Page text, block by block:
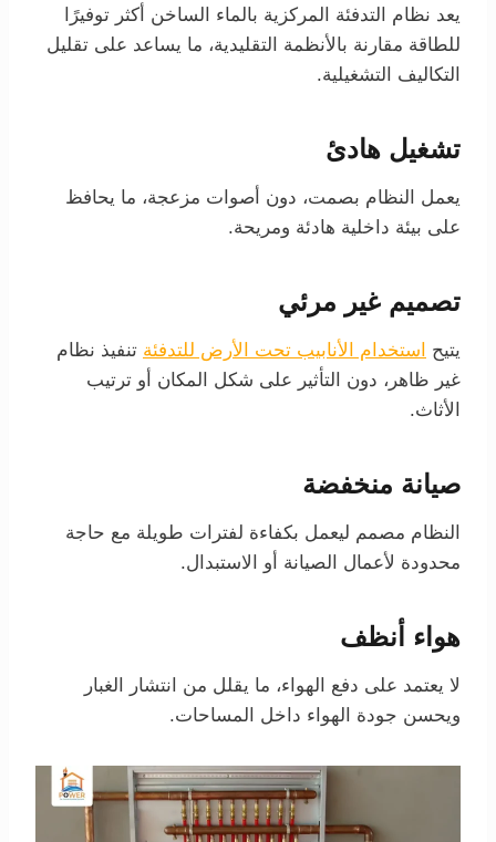
يعد نظام التدفئة المركزية بالماء الساخن أكثر توفيرًا
للطاقة مقارنة بالأنظمة التقليدية، ما يساعد على تقليل
التكاليف التشغيلية.
تشغيل هادئ
يعمل النظام بصمت، دون أصوات مزعجة، ما يحافظ
على بيئة داخلية هادئة ومريحة.
تصميم غير مرئي
يتيح استخدام الأنابيب تحت الأرض للتدفئة تنفيذ نظام
غير ظاهر، دون التأثير على شكل المكان أو ترتيب
الأثاث.
صيانة منخفضة
النظام مصمم ليعمل بكفاءة لفترات طويلة مع حاجة
محدودة لأعمال الصيانة أو الاستبدال.
هواء أنظف
لا يعتمد على دفع الهواء، ما يقلل من انتشار الغبار
ويحسن جودة الهواء داخل المساحات.